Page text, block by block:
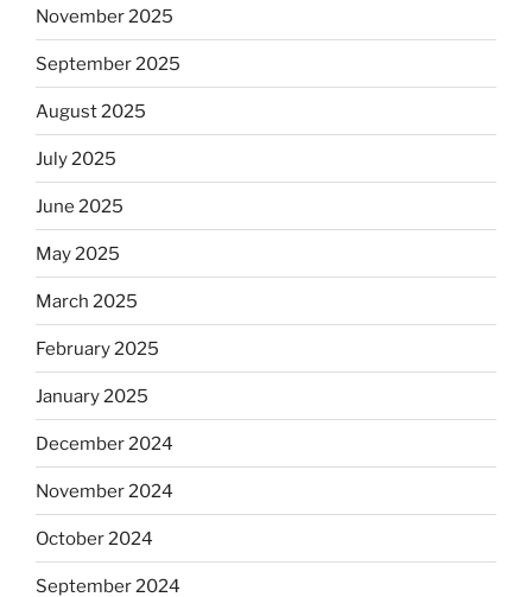
November 2025
September 2025
August 2025
July 2025
June 2025
May 2025
March 2025
February 2025
January 2025
December 2024
November 2024
October 2024
September 2024